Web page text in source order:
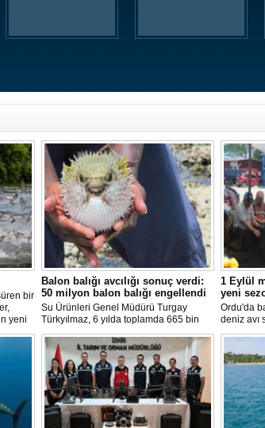
bir
yeni
Balon balığı avcılığı sonuç verdi:
50 milyon balon balığı engellendi
Su Ürünleri Genel Müdürü Turgay
Türkyılmaz, 6 yılda toplamda 665 bin
balon balığının ekosistemden
uzaklaştırıldığını belirterek, "Balon balığı
avcılığı sayesinde, yaklaşık 50 milyon
yeni balon balığının ekosisteme
katılması önlendi." dedi.
1 Eylül
yeni
Ordu'da
deniz avı
ağlardan
sezona